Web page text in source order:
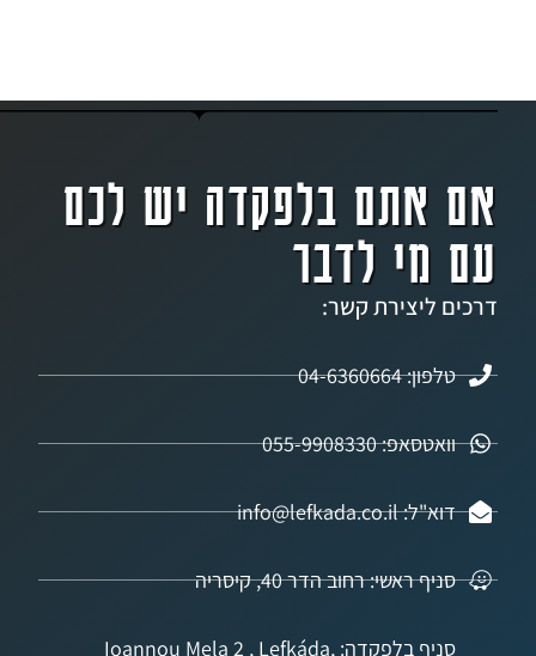
בלפקדה יש לכם
לדבר
קשר:
055-9908330
ראשי: רחוב הדר 40, קיסריה
סניף בלפקדה: Ioannou Mela 2 , Lefkáda,